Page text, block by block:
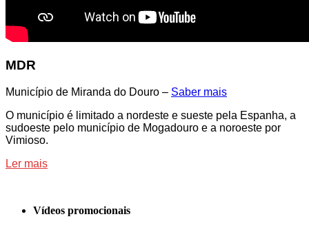
MDR
Município de Miranda do Douro – Saber mais
O município é limitado a nordeste e sueste pela Espanha, a
sudoeste pelo município de Mogadouro e a noroeste por
Vimioso.
Ler mais
Vídeos promocionais